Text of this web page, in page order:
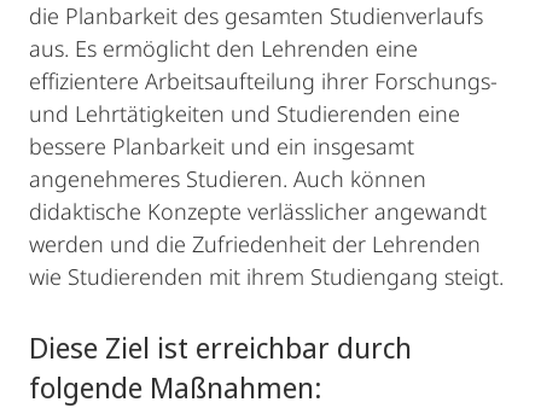
die Planbarkeit des gesamten Studienverlaufs
aus. Es ermöglicht den Lehrenden eine
effizientere Arbeitsaufteilung ihrer Forschungs-
und Lehrtätigkeiten und Studierenden eine
bessere Planbarkeit und ein insgesamt
angenehmeres Studieren. Auch können
didaktische Konzepte verlässlicher angewandt
werden und die Zufriedenheit der Lehrenden
wie Studierenden mit ihrem Studiengang steigt.
Diese Ziel ist erreichbar durch
folgende Maßnahmen: